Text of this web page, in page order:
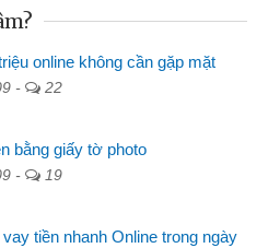
online không cần gặp mặt
- 22
bằng giấy tờ photo
- 19
tiền nhanh Online trong ngày